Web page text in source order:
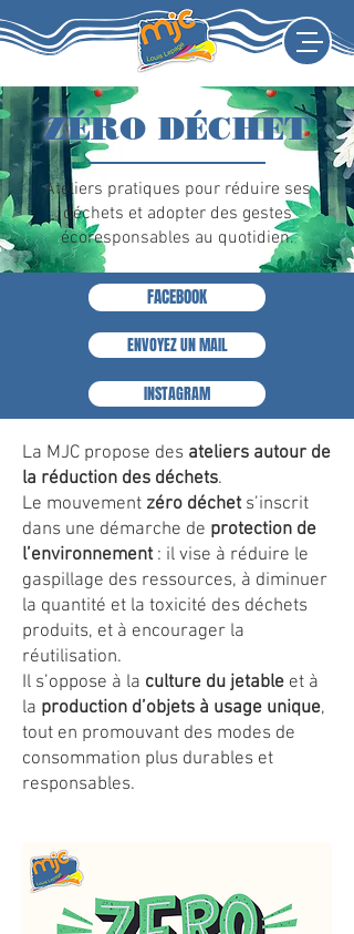
ZÉRO DÉCHET
Ateliers pratiques pour réduire ses
déchets et adopter des gestes
écoresponsables au quotidien.
FACEBOOK
ENVOYEZ UN MAIL
INSTAGRAM
La MJC propose des ateliers autour de
la réduction des déchets.
Le mouvement zéro déchets’inscrit
dans une démarche de protection de
l’environnement: il vise à réduire le
gaspillage des ressources, à diminuer
la quantité et la toxicité des déchets
produits, et à encourager la
réutilisation.
Il s’oppose à la culture du jetable et à
la production d’objets à usage unique,
tout en promouvant des modes de
consommation plus durables et
responsables.